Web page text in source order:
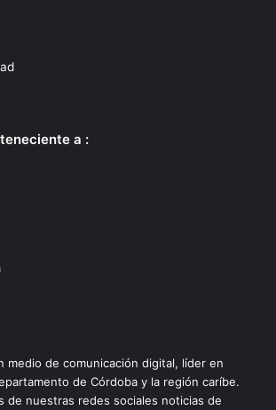
a :
medio de comunicación digital, líder en
de Córdoba y la región caríbe.
de nuestras redes sociales noticias de